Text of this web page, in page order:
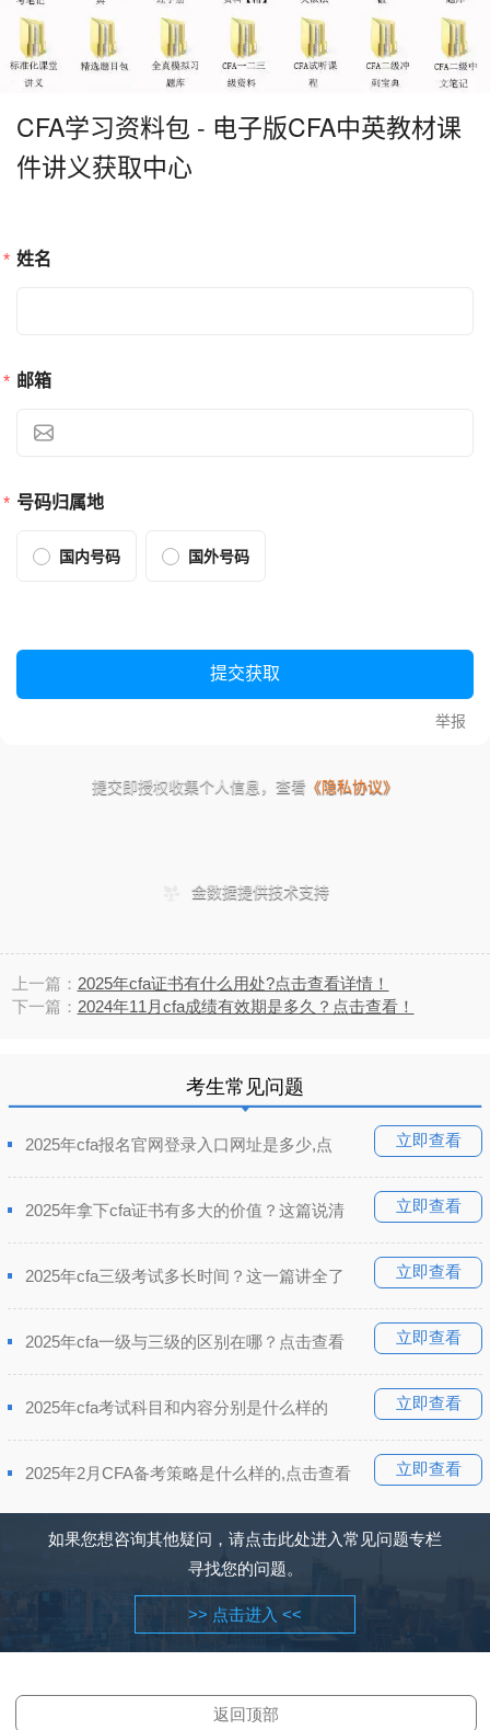
上一篇： 2025年cfa证书有什么用处?点击查看详情！
下一篇： 2024年11月cfa成绩有效期是多久？点击查看！
考生常见问题
立即查看
2025年cfa报名官网登录入口网址是多少,点
立即查看
2025年拿下cfa证书有多大的价值？这篇说清
立即查看
2025年cfa三级考试多长时间？这一篇讲全了
立即查看
2025年cfa一级与三级的区别在哪？点击查看
立即查看
2025年cfa考试科目和内容分别是什么样的
立即查看
2025年2月CFA备考策略是什么样的,点击查看
如果您想咨询其他疑问，请点击此处进入常见问题专栏
寻找您的问题。
>> 点击进入 <<
返回顶部